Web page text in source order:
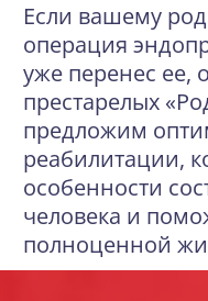
Если вашему
операция
уже перенес ее,
престарелых
предложим
реабилитации,
особенности
человека и
полноценной